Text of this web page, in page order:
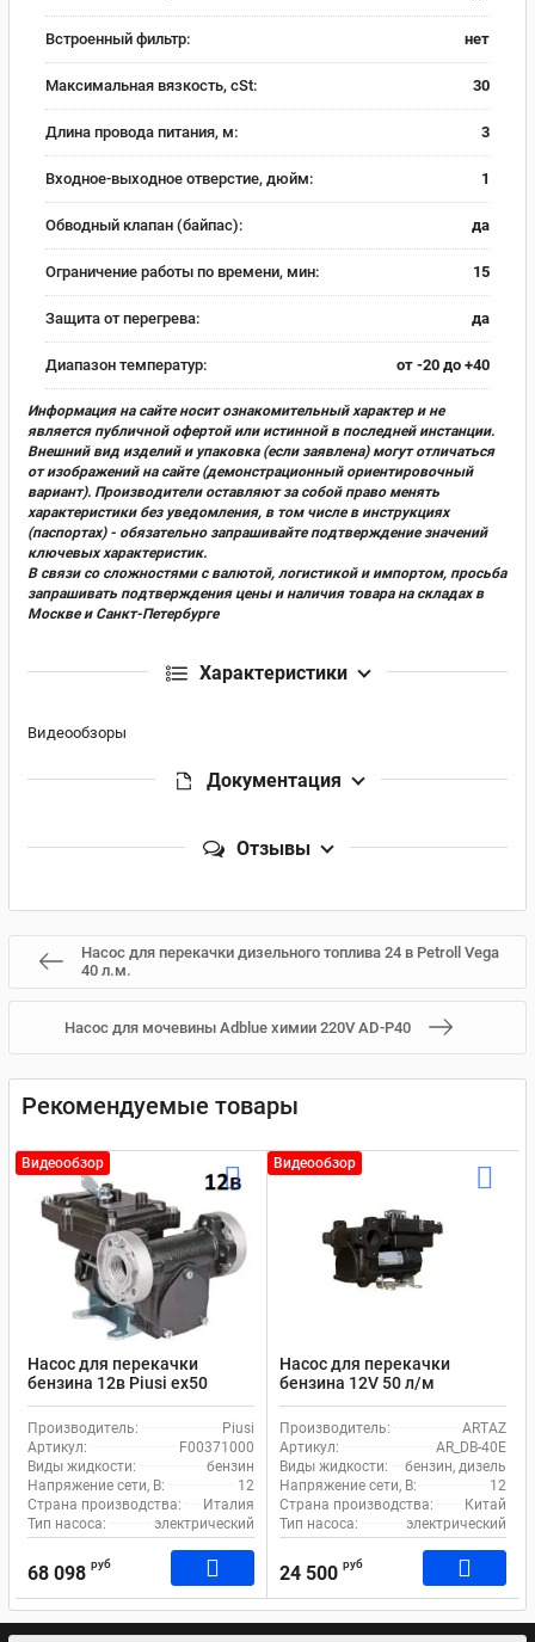
Встроенный фильтр: нет
Максимальная вязкость, cSt: 30
Длина провода питания, м: 3
Входное-выходное отверстие, дюйм: 1
Обводный клапан (байпас): да
Ограничение работы по времени, мин: 15
Защита от перегрева: да
Диапазон температур: от -20 до +40
Информация на сайте носит ознакомительный характер и не
является публичной офертой или истинной в последней инстанции.
Внешний вид изделий и упаковка (если заявлена) могут отличаться
от изображений на сайте (демонстрационный ориентировочный
вариант). Производители оставляют за собой право менять
характеристики без уведомления, в том числе в инструкциях
(паспортах) - обязательно запрашивайте подтверждение значений
ключевых характеристик.
В связи со сложностями с валютой, логистикой и импортом, просьба
запрашивать подтверждения цены и наличия товара на складах в
Москве и Санкт-Петербурге
Характеристики
Видеообзоры
Документация
Отзывы
Насос для перекачки дизельного топлива 24 в Petroll Vega
40 л.м.
Насос для мочевины Adblue химии 220V AD-P40
Рекомендуемые товары
Видеообзор
Насос для перекачки
бензина 12в Piusi ex50
F00371000
Производитель:
Piusi
Артикул:
F00371000
Виды жидкости:
бензин
Напряжение сети, В:
12
Страна производства:
Италия
Тип насоса:
электрический
68 098 руб
Видеообзор
Насос для перекачки
бензина 12V 50 л/м
резьба+фланцы DB-40E
Производитель:
ARTAZ
Артикул:
AR_DB-40E
Виды жидкости:
бензин, дизель
Напряжение сети, В:
12
Страна производства:
Китай
Тип насоса:
электрический
24 500 руб